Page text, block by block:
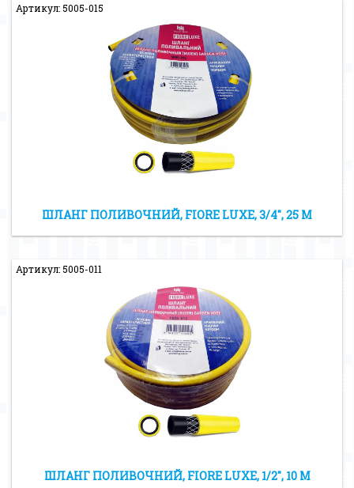
Артикул: 5005-015
ШЛАНГ ПОЛИВОЧНИЙ, FIORE LUXE, 3/4″, 25 М
Артикул: 5005-011
ШЛАНГ ПОЛИВОЧНИЙ, FIORE LUXE, 1/2″, 10 М